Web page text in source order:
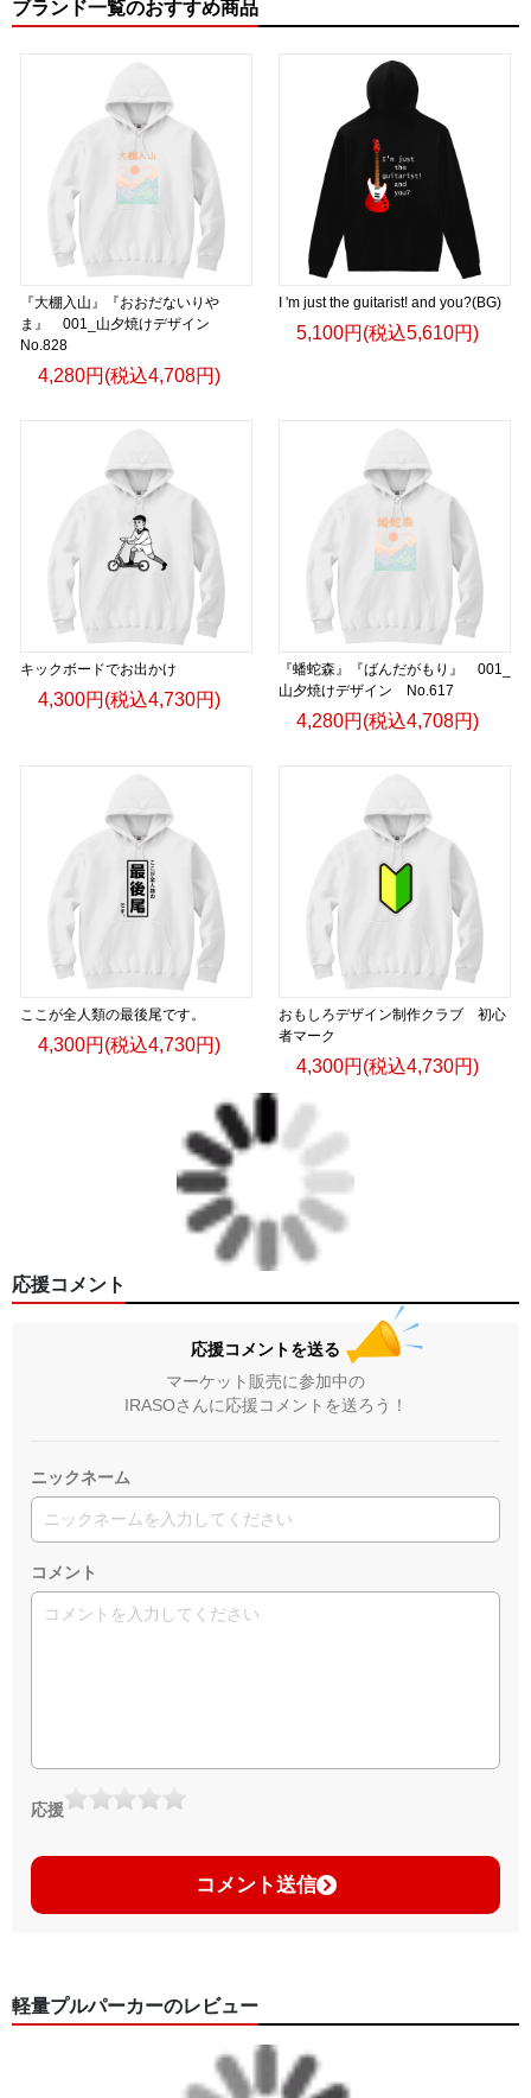
ブランド一覧のおすすめ商品
『大棚入山』『おおだないりや
ま』 001_山夕焼けデザイン
No.828
4,280円(税込4,708円)
I 'm just the guitarist! and you?(BG)
5,100円(税込5,610円)
キックボードでお出かけ
4,300円(税込4,730円)
『蟠蛇森』『ばんだがもり』 001_
山夕焼けデザイン No.617
4,280円(税込4,708円)
ここが全人類の最後尾です。
4,300円(税込4,730円)
おもしろデザイン制作クラブ 初心
者マーク
4,300円(税込4,730円)
応援コメント
応援コメントを送る
マーケット販売に参加中の
IRASOさんに応援コメントを送ろう！
ニックネーム
コメント
応援
コメント送信
軽量プルパーカーのレビュー